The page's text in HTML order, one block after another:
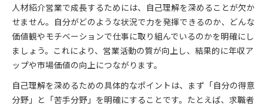
人材紹介営業で成長するためには、自己理解を深めることが欠か
せません。自分がどのような状況で力を発揮できるのか、どんな
価値観やモチベーションで仕事に取り組んでいるのかを明確にし
ましょう。これにより、営業活動の質が向上し、結果的に年収ア
ップや市場価値の向上につながります。
自己理解を深めるための具体的なポイントは、まず「自分の得意
分野」と「苦手分野」を明確にすることです。たとえば、求職者